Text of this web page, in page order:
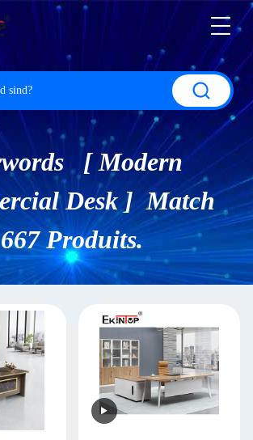
[ Modern
Desk ] Match
667 Produits.